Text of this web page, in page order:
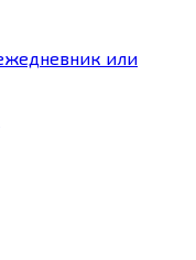
или